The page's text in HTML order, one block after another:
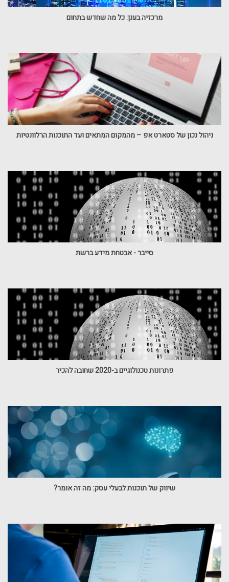
מרכזיה בענן: כל מה שחדש בתחום
ניהול נכון של סטארט אפ – מהמקום המתאים ועד התוכנות הרלוונטיות
סייבר - אבטחת מידע ברשת
פתרונות טכנולוגיים ב-2020 שחובה להכיר
שיווק של תוכנות לבעלי עסק: מה זה אומר?